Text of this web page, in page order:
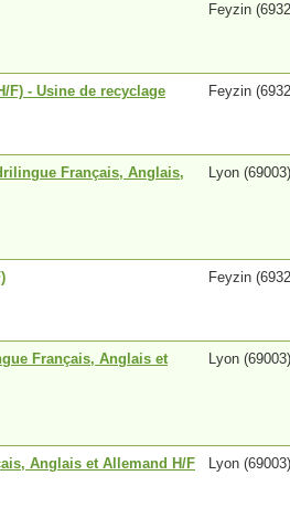
Feyzin
F) - Usine de recyclage
Feyzin
Français, Anglais,
Lyon (69003)
Feyzin
Français, Anglais et
Lyon (69003)
Anglais et Allemand H/F
Lyon (69003)